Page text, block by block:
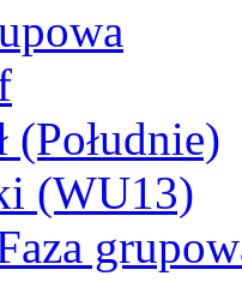
(Południe)
(WU13)